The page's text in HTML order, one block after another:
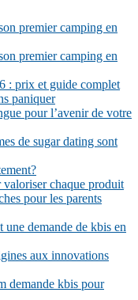
premier camping en
premier camping en
: prix et guide complet
paniquer
pour l’avenir de votre
de sugar dating sont
chaque produit
pour les parents
demande de kbis en
aux innovations
demande kbis pour